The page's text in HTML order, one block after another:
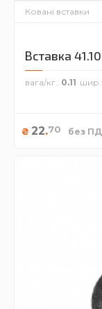
Ковані вставки
Вставка
вага/кг. 0.11 шир.
₴ 22.70 без